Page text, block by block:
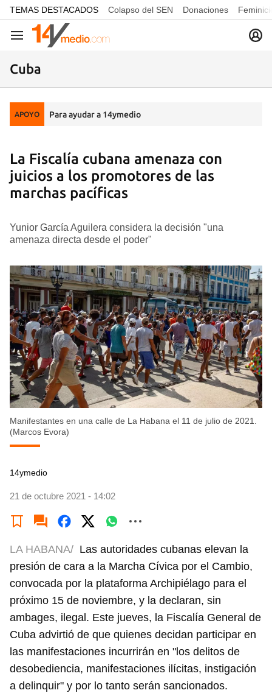
common.go-to-content
TEMAS DESTACADOS Colapso del SEN Donaciones
Navegación
Cuba
APOYO Para ayudar a 14ymedio
La Fiscalía cubana amenaza con
juicios a los promotores de las
marchas pacíficas
Yunior García Aguilera considera la decisión "una
amenaza directa desde el poder"
Manifestantes en una calle de La Habana el 11 de julio de 2021.
(Marcos Evora)
14ymedio
21 de octubre 2021 - 14:02
LA HABANA/ Las autoridades cubanas elevan la
presión de cara a la Marcha Cívica por el Cambio,
convocada por la plataforma Archipiélago para el
próximo 15 de noviembre, y la declaran, sin
ambages, ilegal. Este jueves, la Fiscalía General de
Cuba advirtió de que quienes decidan participar en
las manifestaciones incurrirán en "los delitos de
desobediencia, manifestaciones ilícitas, instigación
a delinquir" y por lo tanto serán sancionados.